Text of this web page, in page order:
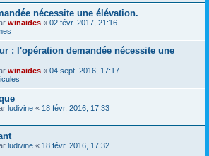
nécessite une élévation.
winaides « 02 févr. 2017, 21:16
: l'opération demandée nécessite une
winaides « 04 sept. 2016, 17:17
ludivine « 18 févr. 2016, 17:33
ludivine « 18 févr. 2016, 17:32